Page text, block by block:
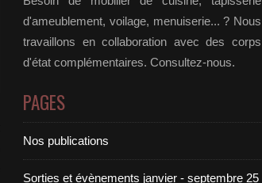
d'ameublement, voilage, menuiserie... ? Nous
travaillons en collaboration avec des corps
d'état complémentaires. Consultez-nous.
PAGES
Nos publications
Sorties et évènements janvier - septembre 25